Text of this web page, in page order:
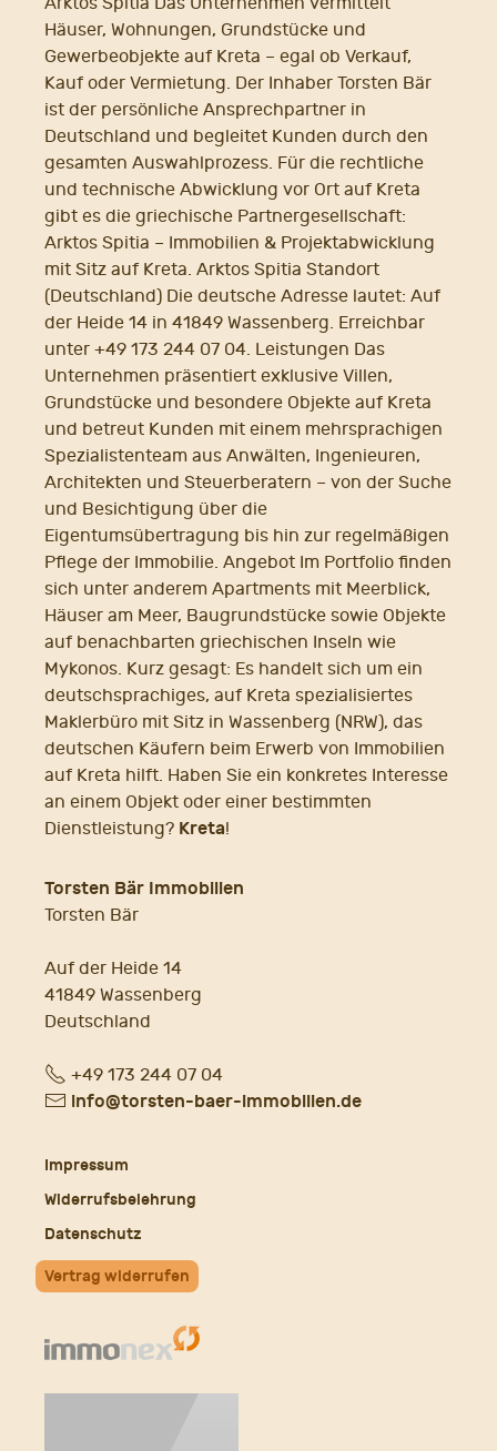
Häuser, Wohnungen, Grundstücke und
Gewerbeobjekte auf Kreta – egal ob Verkauf,
Kauf oder Vermietung. Der Inhaber Torsten Bär
ist der persönliche Ansprechpartner in
Deutschland und begleitet Kunden durch den
gesamten Auswahlprozess. Für die rechtliche
und technische Abwicklung vor Ort auf Kreta
gibt es die griechische Partnergesellschaft:
Arktos Spitia – Immobilien & Projektabwicklung
mit Sitz auf Kreta. Arktos Spitia Standort
(Deutschland) Die deutsche Adresse lautet: Auf
der Heide 14 in 41849 Wassenberg. Erreichbar
unter +49 173 244 07 04. Leistungen Das
Unternehmen präsentiert exklusive Villen,
Grundstücke und besondere Objekte auf Kreta
und betreut Kunden mit einem mehrsprachigen
Spezialistenteam aus Anwälten, Ingenieuren,
Architekten und Steuerberatern – von der Suche
und Besichtigung über die
Eigentumsübertragung bis hin zur regelmäßigen
Pflege der Immobilie. Angebot Im Portfolio finden
sich unter anderem Apartments mit Meerblick,
Häuser am Meer, Baugrundstücke sowie Objekte
auf benachbarten griechischen Inseln wie
Mykonos. Kurz gesagt: Es handelt sich um ein
deutschsprachiges, auf Kreta spezialisiertes
Maklerbüro mit Sitz in Wassenberg (NRW), das
deutschen Käufern beim Erwerb von Immobilien
auf Kreta hilft. Haben Sie ein konkretes Interesse
an einem Objekt oder einer bestimmten
Dienstleistung? Kreta!
Torsten Bär Immobilien
Torsten Bär
Auf der Heide 14
41849 Wassenberg
Deutschland
Fon+49 173 244 07 04
E- info@torsten-baer-immobilien.de
Impressum
Widerrufsbelehrung
Datenschutz
Vertrag widerrufen